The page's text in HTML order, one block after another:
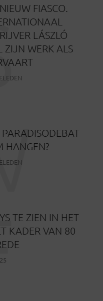
FIASCO.
LÁSZLÓ
ZIJN WERK ALS
HANGEN?
TE ZIEN IN HET
KADER VAN 80